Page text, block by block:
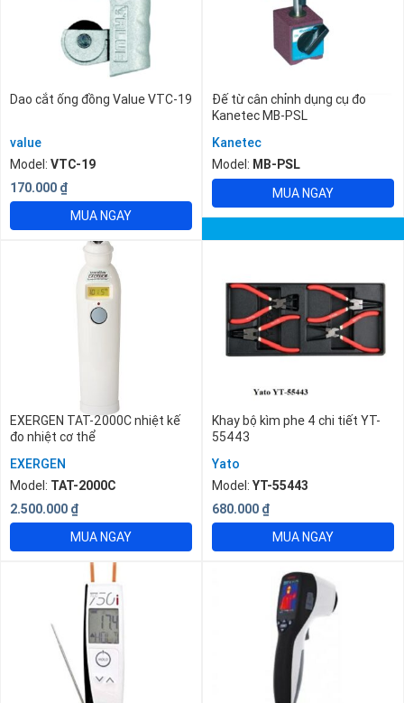
Dao cắt ống đồng Value VTC-19
value
Model: VTC-19
170.000 ₫
MUA NGAY
Đế từ cân chỉnh dụng cụ đo
Kanetec MB-PSL
Kanetec
Model: MB-PSL
MUA NGAY
EXERGEN TAT-2000C nhiệt kế
đo nhiệt cơ thể
EXERGEN
Model: TAT-2000C
2.500.000 ₫
MUA NGAY
Khay bộ kìm phe 4 chi tiết YT-
55443
Yato
Model: YT-55443
680.000 ₫
MUA NGAY